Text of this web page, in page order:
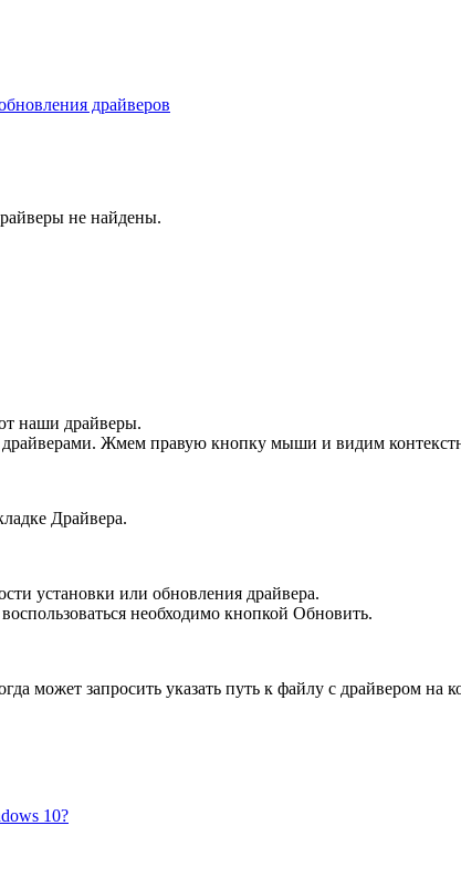
драйверов
не найдены.
наши драйверы.
драйверами. Жмем правую кнопку мыши и видим
Драйвера.
установки или обновления драйвера.
необходимо кнопкой Обновить.
может запросить указать путь к файлу с драйвером на
10?